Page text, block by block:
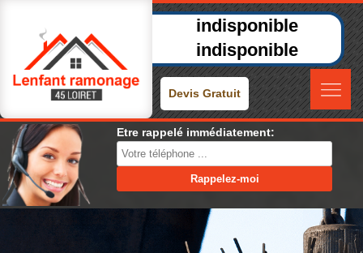
indisponible
indisponible
Devis Gratuit
Etre rappelé immédiatement: